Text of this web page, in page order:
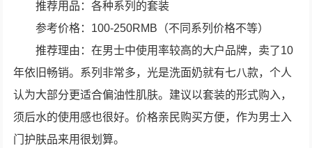
推荐用品：各种系列的套装
参考价格：100-250RMB（不同系列价格不等）
推荐理由：在男士中使用率较高的大户品牌，卖了10
年依旧畅销。系列非常多，光是洗面奶就有七八款，个人
认为大部分更适合偏油性肌肤。建议以套装的形式购入，
须后水的使用感也很好。价格亲民购买方便，作为男士入
门护肤品来用很划算。